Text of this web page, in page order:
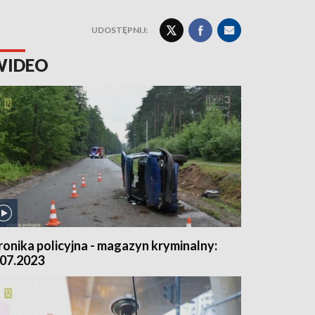
UDOSTĘPNIJ:
policyjna - magazyn kryminalny: